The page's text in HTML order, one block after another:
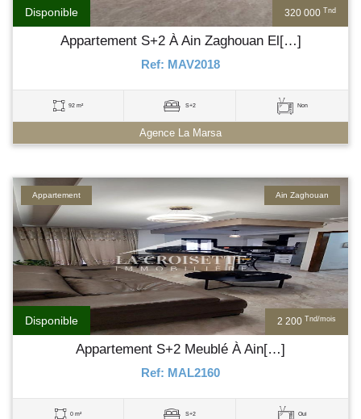
320 000 Tnd
Disponible
Appartement S+2 À Ain Zaghouan El[…]
Ref: MAV2018
92 m² S+2 Non
Agence La Marsa
2 200 Tnd/mois
Disponible
Ain Zaghouan
Appartement
Appartement S+2 Meublé À Ain[…]
Ref: MAL2160
0 m² S+2 Oui